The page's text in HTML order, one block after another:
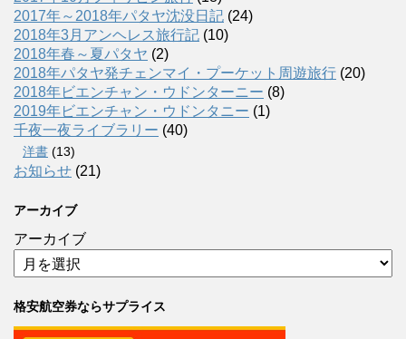
2017年～2018年パタヤ沈没日記 (24)
2018年3月アンヘレス旅行記 (10)
2018年春～夏パタヤ (2)
2018年パタヤ発チェンマイ・プーケット周遊旅行 (20)
2018年ビエンチャン・ウドンターニー (8)
2019年ビエンチャン・ウドンタニー (1)
千夜一夜ライブラリー (40)
洋書 (13)
お知らせ (21)
アーカイブ
アーカイブ
格安航空券ならサプライス